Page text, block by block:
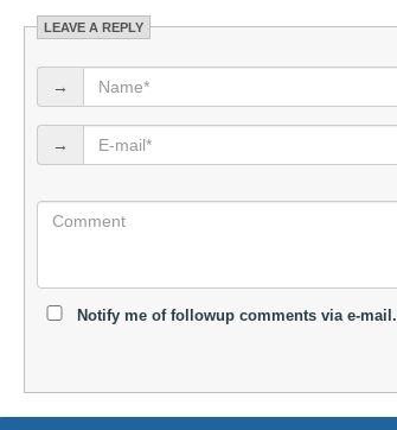
LEAVE A REPLY
→
→
Notify me of followup comments via e-mail.